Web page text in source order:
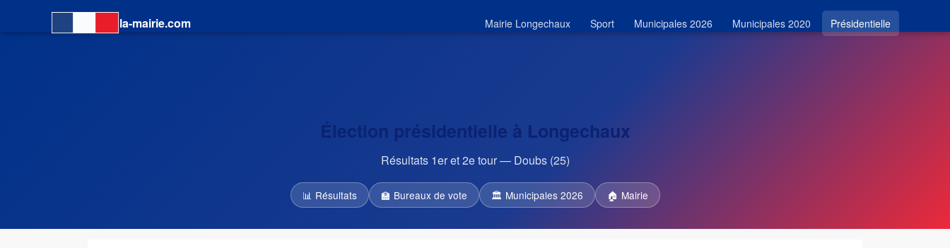
la-mairie.com Mairie Longechaux Sport Municipales 2026 Municipales 2020 Présidentielle
Élection présidentielle à Longechaux
Résultats 1er et 2e tour — Doubs (25)
📊 Résultats 🏫 Bureaux de vote 🏛 Municipales 2026 🏠 Mairie